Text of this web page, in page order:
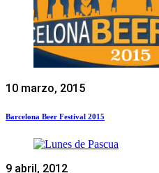
10 marzo, 2015
Barcelona Beer Festival 2015
9 abril, 2012